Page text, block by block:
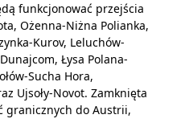
funkcjonować przejścia
Ożenna-Niżna Polianka,
Kurov, Leluchów-
Łysa Polana-
Sucha Hora,
Ujsoły-Novot. Zamknięta
granicznych do Austrii,